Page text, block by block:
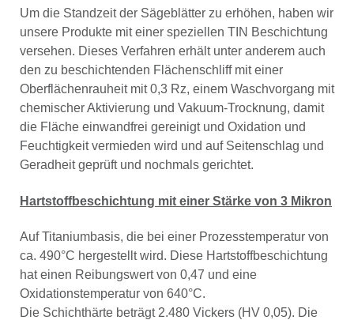
Um die Standzeit der Sägeblätter zu erhöhen, haben wir
unsere Produkte mit einer speziellen TIN Beschichtung
versehen. Dieses Verfahren erhält unter anderem auch
den zu beschichtenden Flächenschliff mit einer
Oberflächenrauheit mit 0,3 Rz, einem Waschvorgang mit
chemischer Aktivierung und Vakuum-Trocknung, damit
die Fläche einwandfrei gereinigt und Oxidation und
Feuchtigkeit vermieden wird und auf Seitenschlag und
Geradheit geprüft und nochmals gerichtet.
Hartstoffbeschichtung mit einer Stärke von 3 Mikron
Auf Titaniumbasis, die bei einer Prozesstemperatur von
ca. 490°C hergestellt wird. Diese Hartstoffbeschichtung
hat einen Reibungswert von 0,47 und eine
Oxidationstemperatur von 640°C.
Die Schichthärte beträgt 2.480 Vickers (HV 0,05). Die